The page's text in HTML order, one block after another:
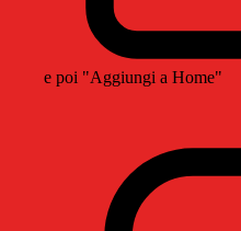
e poi "Aggiungi a Home"